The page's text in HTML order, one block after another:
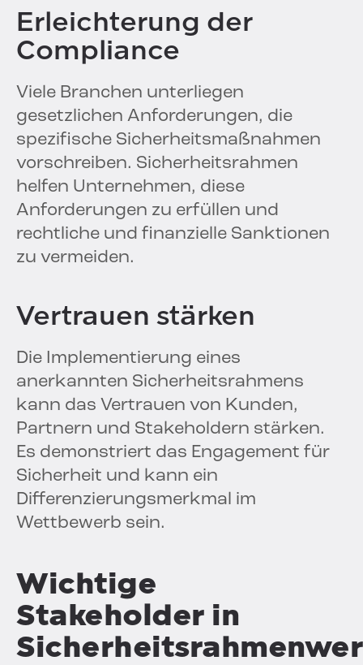
Erleichterung der
Compliance
Viele Branchen unterliegen
gesetzlichen Anforderungen, die
spezifische Sicherheitsmaßnahmen
vorschreiben. Sicherheitsrahmen
helfen Unternehmen, diese
Anforderungen zu erfüllen und
rechtliche und finanzielle Sanktionen
zu vermeiden.
Vertrauen stärken
Die Implementierung eines
anerkannten Sicherheitsrahmens
kann das Vertrauen von Kunden,
Partnern und Stakeholdern stärken.
Es demonstriert das Engagement für
Sicherheit und kann ein
Differenzierungsmerkmal im
Wettbewerb sein.
Wichtige
Stakeholder in